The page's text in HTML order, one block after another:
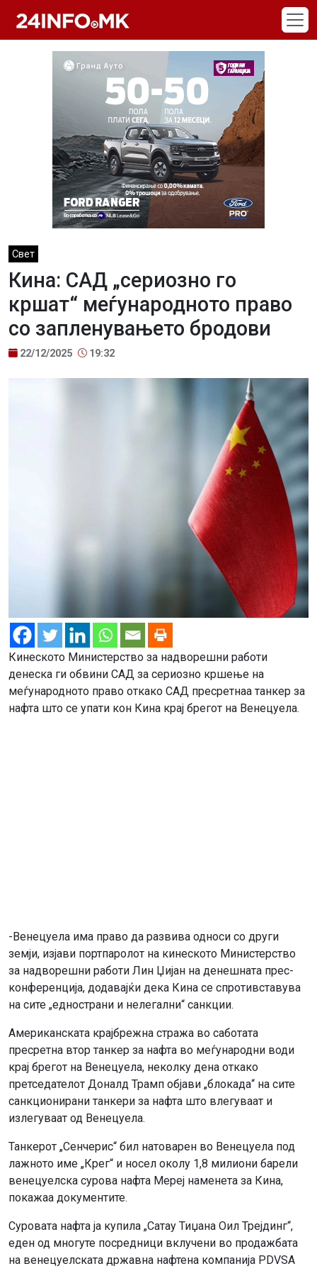
Свет
Кина: САД „сериозно го
кршат“ меѓународното право
со запленувањето бродови
22/12/2025 19:32
Кинеското Министерство за надворешни работи
денеска ги обвини САД за сериозно кршење на
меѓународното право откако САД пресретнаа танкер за
нафта што се упати кон Кина крај брегот на Венецуела.
-Венецуела има право да развива односи со други
земји, изјави портпаролот на кинеското Министерство
за надворешни работи Лин Џијан на денешната прес-
конференција, додавајќи дека Кина се спротивставува
на сите „еднострани и нелегални“ санкции.
Американската крајбрежна стража во саботата
пресретна втор танкер за нафта во меѓународни води
крај брегот на Венецуела, неколку дена откако
претседателот Доналд Трамп објави „блокада“ на сите
санкционирани танкери за нафта што влегуваат и
излегуваат од Венецуела.
Танкерот „Сенчерис“ бил натоварен во Венецуела под
лажното име „Крег“ и носел околу 1,8 милиони барели
венецуелска сурова нафта Мереј наменета за Кина,
покажаа документите.
Суровата нафта ја купила „Сатау Тиџана Оил Трејдинг“,
еден од многуте посредници вклучени во продажбата
на венецуелската државна нафтена компанија PDVSA